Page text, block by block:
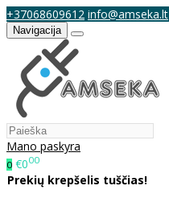
+37068609612 info@amseka.lt
Navigacija
Mano paskyra
0 €000
Prekių krepšelis tuščias!